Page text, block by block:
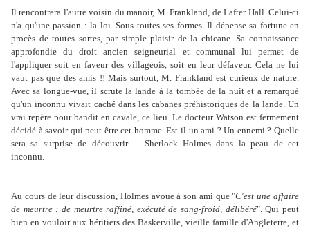
Il rencontrera l'autre voisin du manoir, M. Frankland, de Lafter Hall. Celui-ci
n'a qu'une passion : la loi. Sous toutes ses formes. Il dépense sa fortune en
procès de toutes sortes, par simple plaisir de la chicane. Sa connaissance
approfondie du droit ancien seigneurial et communal lui permet de
l'appliquer soit en faveur des villageois, soit en leur défaveur. Cela ne lui
vaut pas que des amis !! Mais surtout, M. Frankland est curieux de nature.
Avec sa longue-vue, il scrute la lande à la tombée de la nuit et a remarqué
qu'un inconnu vivait caché dans les cabanes préhistoriques de la lande. Un
vrai repère pour bandit en cavale, ce lieu. Le docteur Watson est fermement
décidé à savoir qui peut être cet homme. Est-il un ami ? Un ennemi ? Quelle
sera sa surprise de découvrir ... Sherlock Holmes dans la peau de cet
inconnu.
Au cours de leur discussion, Holmes avoue à son ami que "C'est une affaire
de meurtre : de meurtre raffiné, exécuté de sang-froid, délibéré". Qui peut
bien en vouloir aux héritiers des Baskerville, vieille famille d'Angleterre, et